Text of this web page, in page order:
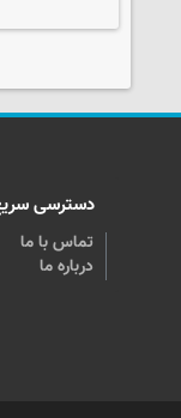
دسترسی
تماس با ما
درباره ما